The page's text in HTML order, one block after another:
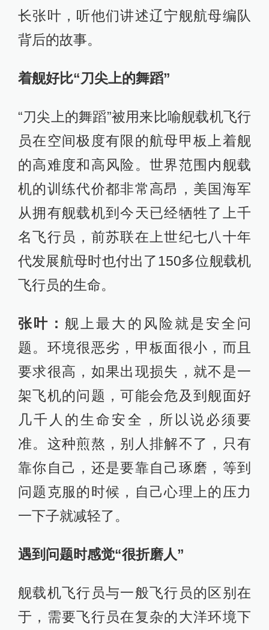
长张叶，听他们讲述辽宁舰航母编队
背后的故事。
着舰好比“刀尖上的舞蹈”
“刀尖上的舞蹈”被用来比喻舰载机飞行
员在空间极度有限的航母甲板上着舰
的高难度和高风险。世界范围内舰载
机的训练代价都非常高昂，美国海军
从拥有舰载机到今天已经牺牲了上千
名飞行员，前苏联在上世纪七八十年
代发展航母时也付出了150多位舰载机
飞行员的生命。
张叶：舰上最大的风险就是安全问
题。环境很恶劣，甲板面很小，而且
要求很高，如果出现损失，就不是一
架飞机的问题，可能会危及到舰面好
几千人的生命安全，所以说必须要
准。这种煎熬，别人排解不了，只有
靠你自己，还是要靠自己琢磨，等到
问题克服的时候，自己心理上的压力
一下子就减轻了。
遇到问题时感觉“很折磨人”
舰载机飞行员与一般飞行员的区别在
于，需要飞行员在复杂的大洋环境下